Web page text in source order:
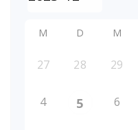
M D M
27 28 29
4 5 6